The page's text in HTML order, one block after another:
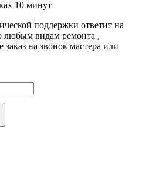
радиоуправлении
езды
массажеров
насосов
камер, видеоскопов
10 минут
поддержки ответит на
любым видам ремонта ,
заказ на звонок мастера или